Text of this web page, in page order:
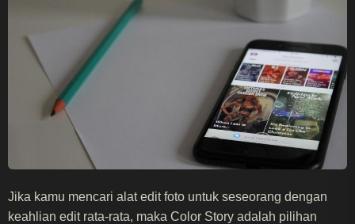
Jika kamu mencari alat edit foto untuk seseorang dengan
keahlian edit rata-rata, maka Color Story adalah pilihan